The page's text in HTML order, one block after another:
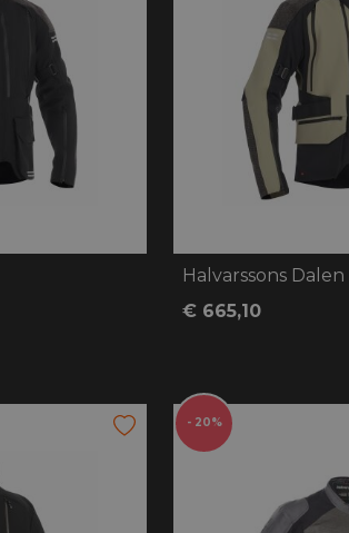
handschoenen
handschoenen
Verwarmde
handschoenen
Halvarssons Dalen
€ 665,10
- 20%